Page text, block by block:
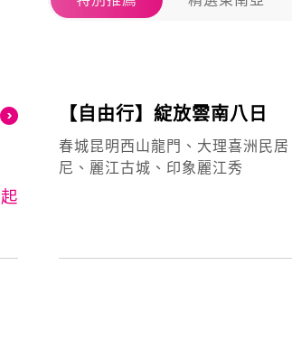
起
【自由行】綻放雲南八日
春城昆明西山龍門、大理喜洲民
尼、麗江古城、印象麗江秀